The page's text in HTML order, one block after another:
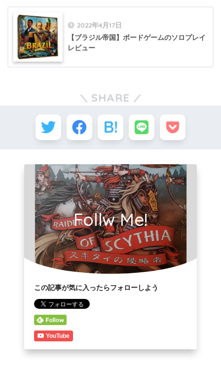
2022年4月17日
【ブラジル帝国】ボードゲームのソロプレイ
レビュー
SHARE
Follw Me!
この記事が気に入ったらフォローしよう
YouTube